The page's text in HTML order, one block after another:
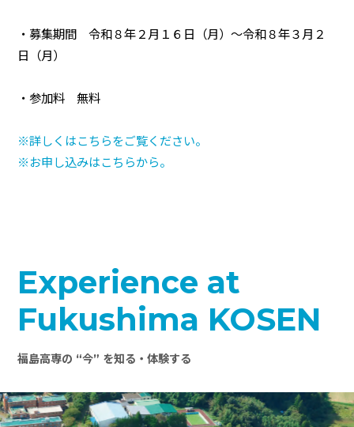
・募集期間 令和８年２月１６日（月）～令和８年３月２
日（月）
・参加料 無料
※詳しくはこちらをご覧ください。
※お申し込みはこちらから。
Experience at
Fukushima KOSEN
福島高専の “今” を知る・体験する